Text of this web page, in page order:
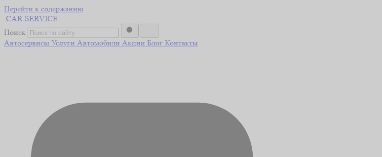
Перейти к содержанию
CAR SERVICE
Поиск
Автосервисы Услуги Автомобили Акции Блог Контакты